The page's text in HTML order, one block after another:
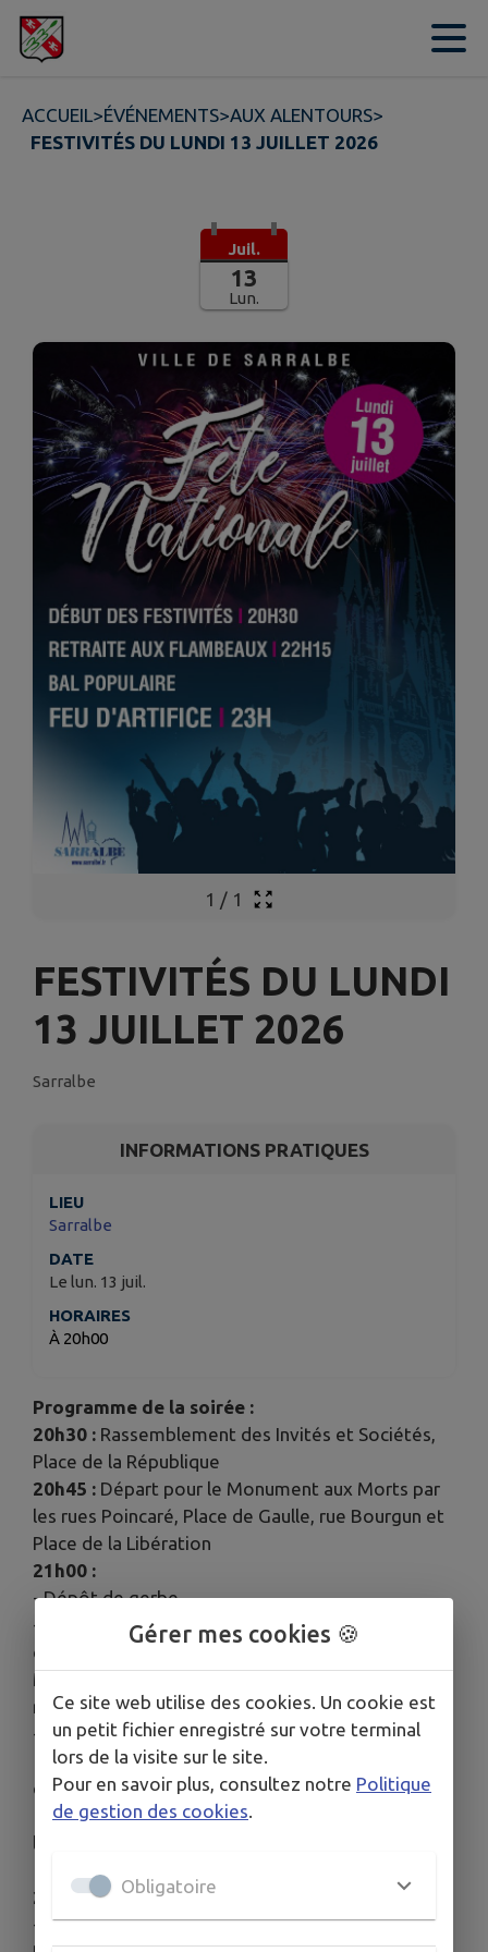
Contenu
ACCUEIL>ÉVÉNEMENTS>AUX ALENTOURS>
FESTIVITÉS DU LUNDI 13 JUILLET 2026
Juil.
13
Lun.
1 / 1
FESTIVITÉS DU LUNDI
13 JUILLET 2026
Sarralbe
INFORMATIONS PRATIQUES
LIEU
Sarralbe
DATE
Le lun. 13 juil.
HORAIRES
À 20h00
Programme de la soirée :
20h30 : Rassemblement des Invités et Sociétés,
Place de la République
20h45 : Départ pour le Monument aux Morts par
les rues Poincaré, Place de Gaulle, rue Bourgun et
Place de la Libération
21h00 :
- Dépôt de gerbe
- Après la cérémonie au Monument aux Morts,
départ des Invités et Sociétés par les rues du
Maire Ch. Wilhelm, de l'Hôpital, Place de Gaulle,
rue Poincaré pour la Place de la République
- Discours du Maire
- Remise d'une "récompense" aux bacheliers
qui ont obtenu une mention "bien" ou "très bien »
- Remise de médailles par le Commandant de
la caserne des pompiers de Sarralbe
- Vin d'Honneur
22h15 :
- Retraite aux Flambeaux (départ place de la
Gérer mes cookies 🍪
Ce site web utilise des cookies. Un cookie est
un petit fichier enregistré sur votre terminal
lors de la visite sur le site.
Pour en savoir plus, consultez notre Politique
de gestion des cookies.
Obligatoire